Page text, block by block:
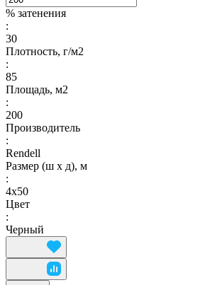
% затенения
:
30
Плотность, г/м2
:
85
Площадь, м2
:
200
Производитель
:
Rendell
Размер (ш х д), м
:
4х50
Цвет
:
Черный